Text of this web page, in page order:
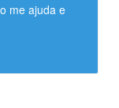
me ajuda e